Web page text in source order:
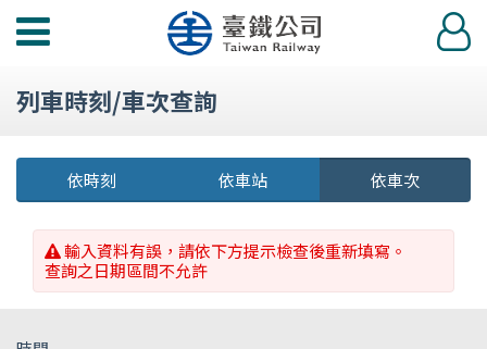
功
選
登
入
列車時刻/車次查詢
依時刻 依車站 依車次
輸入資料有誤，請依下方提示檢查後重新填寫。
查詢之日期區間不允許